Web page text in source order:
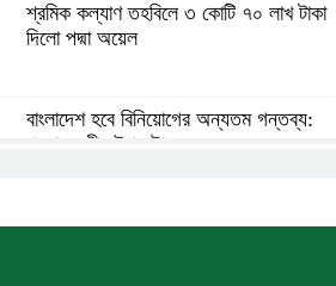
শ্রমিক কল্যাণ তহবিলে ৩ কোটি ৭০ লাখ টাকা
দিলো পদ্মা অয়েল
বাংলাদেশ হবে বিনিয়োগের অন্যতম গন্তব্য:
প্রধানমন্ত্রীর উপদেষ্টা
বিশ্বের ১০০ প্রভাবশালীর তালিকায় ব্র্যাকের